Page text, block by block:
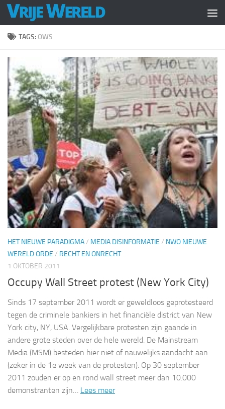
Doorgaan naar inhoud
TAGS:OWS
HET NIEUWE PARADIGMA/ MEDIA DISINFORMATIE / NWO NIEUWE
WERELD ORDE / RECHT EN ONRECHT
1 OKTOBER 2011
Occupy Wall Street protest (New York City)
Sinds 17 september 2011 wordt er geweldloos geprotesteerd
tegen de criminele bankiers in het financiële district van New
York city, NY, USA. Vergelijkbare protesten zijn gaande in
andere grote steden over de hele wereld. De Mainstream
Media (MSM) besteden hier niet of nauwelijks aandacht aan
(zeker in de 1e week van de protesten). Op 30 september
2011 zouden er op en rond wall street meer dan 10.000
demonstranten zijn… Lees meer